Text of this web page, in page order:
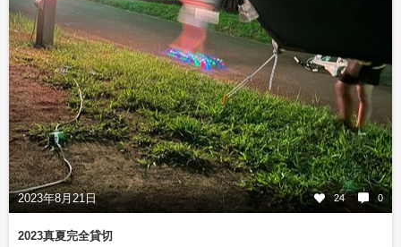
2023年8月21日 24 0
2023真夏完全貸切